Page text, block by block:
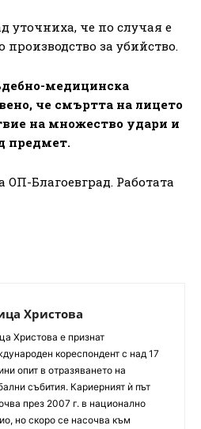
уточниха, че по случая е
производство за убийство.
медицинска
че смъртта на лицето
на множество удари и
предмет.
ОП-Благоевград. Работата
Христова
Христова е признат
кореспондент с над 17
опит в отразяването на
събития. Кариерният ѝ път
през 2007 г. в национално
но скоро се насочва към